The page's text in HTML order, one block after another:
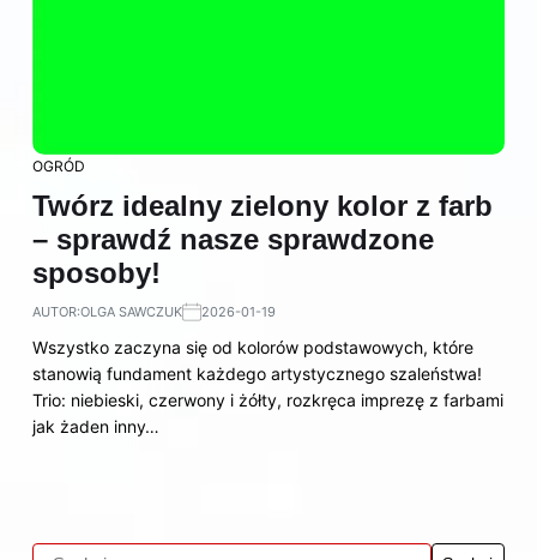
OGRÓD
Twórz idealny zielony kolor z farb
– sprawdź nasze sprawdzone
sposoby!
AUTOR:OLGA SAWCZUK 2026-01-19
Wszystko zaczyna się od kolorów podstawowych, które
stanowią fundament każdego artystycznego szaleństwa!
Trio: niebieski, czerwony i żółty, rozkręca imprezę z farbami
jak żaden inny…